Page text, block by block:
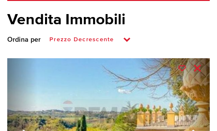
Vendita Immobili
Ordina per